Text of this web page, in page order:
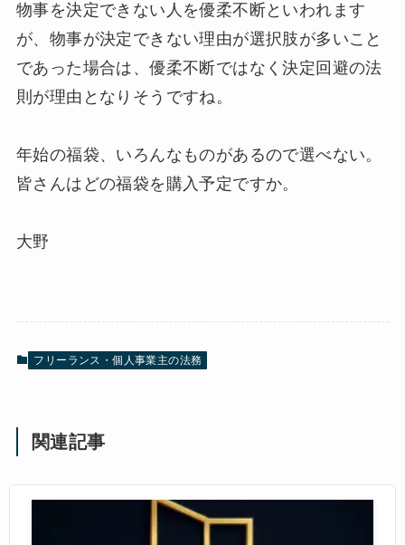
物事を決定できない人を優柔不断といわれます
が、物事が決定できない理由が選択肢が多いこと
であった場合は、優柔不断ではなく決定回避の法
則が理由となりそうですね。
年始の福袋、いろんなものがあるので選べない。
皆さんはどの福袋を購入予定ですか。
大野
フリーランス・個人事業主の法務
関連記事